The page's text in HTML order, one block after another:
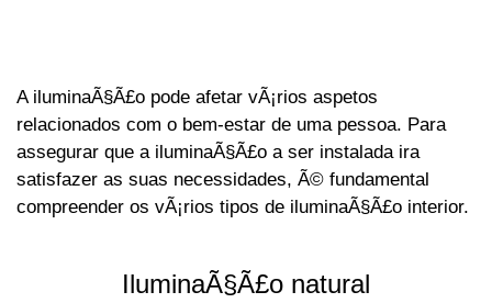
A iluminaÃ§Ã£o pode afetar vÃ¡rios aspetos
relacionados com o bem-estar de uma pessoa. Para
assegurar que a iluminaÃ§Ã£o a ser instalada ira
satisfazer as suas necessidades, Ã© fundamental
compreender os vÃ¡rios tipos de iluminaÃ§Ã£o interior.
IluminaÃ§Ã£o natural